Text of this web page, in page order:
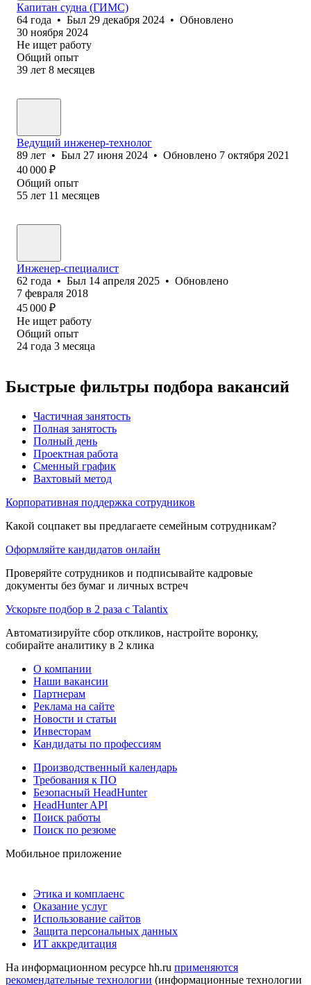
Капитан судна (ГИМС)
64 года • Был 29 декабря 2024 • Обновлено
30 ноября 2024
Не ищет работу
Общий опыт
39 лет 8 месяцев
Ведущий инженер-технолог
89 лет • Был 27 июня 2024 • Обновлено 7 октября 2021
40 000 ₽
Общий опыт
55 лет 11 месяцев
Инженер-специалист
62 года • Был 14 апреля 2025 • Обновлено
7 февраля 2018
45 000 ₽
Не ищет работу
Общий опыт
24 года 3 месяца
Быстрые фильтры подбора вакансий
Частичная занятость
Полная занятость
Полный день
Проектная работа
Сменный график
Вахтовый метод
Корпоративная поддержка сотрудников
Какой соцпакет вы предлагаете семейным сотрудникам?
Оформляйте кандидатов онлайн
Проверяйте сотрудников и подписывайте кадровые
документы без бумаг и личных встреч
Ускорьте подбор в 2 раза с Talantix
Автоматизируйте сбор откликов, настройте воронку,
собирайте аналитику в 2 клика
О компании
Наши вакансии
Партнерам
Реклама на сайте
Новости и статьи
Инвесторам
Кандидаты по профессиям
Производственный календарь
Требования к ПО
Безопасный HeadHunter
HeadHunter API
Поиск работы
Поиск по резюме
Мобильное приложение
Этика и комплаенс
Оказание услуг
Использование сайтов
Защита персональных данных
ИТ аккредитация
На информационном ресурсе hh.ru применяются
рекомендательные технологии (информационные технологии